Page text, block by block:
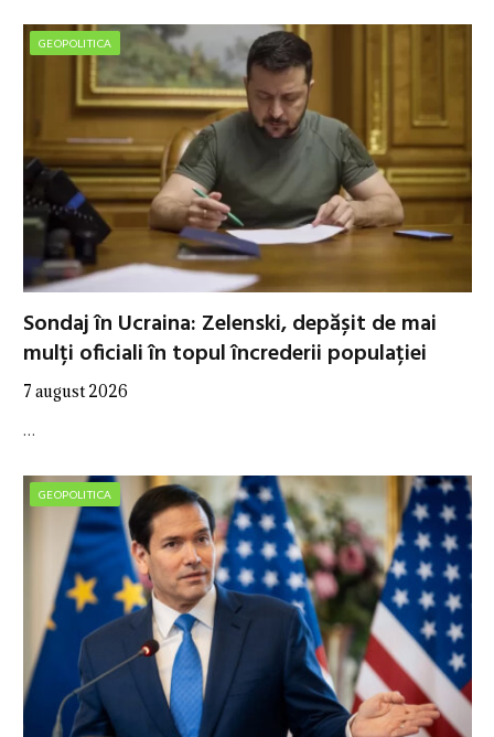
GEOPOLITICA
Sondaj în Ucraina: Zelenski, depășit de mai
mulți oficiali în topul încrederii populației
7 august 2026
…
GEOPOLITICA